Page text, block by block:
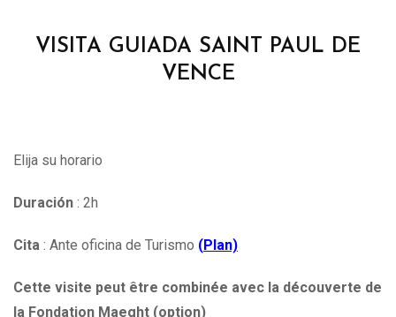
VISITA GUIADA SAINT PAUL DE
VENCE
Elija su horario
Duración : 2h
Cita : Ante oficina de Turismo (Plan)
Cette visite peut être combinée avec la découverte de
la Fondation Maeght (option)